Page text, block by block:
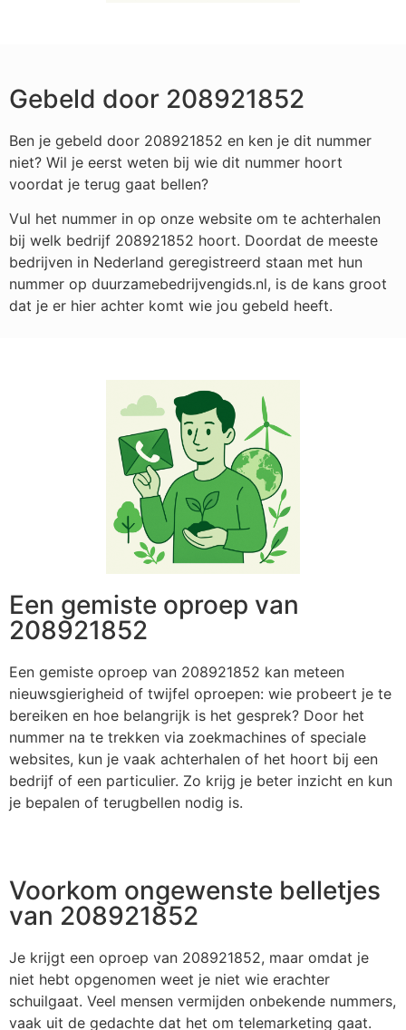
Gebeld door 208921852
Ben je gebeld door 208921852 en ken je dit nummer
niet? Wil je eerst weten bij wie dit nummer hoort
voordat je terug gaat bellen?
Vul het nummer in op onze website om te achterhalen
bij welk bedrijf 208921852 hoort. Doordat de meeste
bedrijven in Nederland geregistreerd staan met hun
nummer op duurzamebedrijvengids.nl, is de kans groot
dat je er hier achter komt wie jou gebeld heeft.
Een gemiste oproep van
208921852
Een gemiste oproep van 208921852 kan meteen
nieuwsgierigheid of twijfel oproepen: wie probeert je te
bereiken en hoe belangrijk is het gesprek? Door het
nummer na te trekken via zoekmachines of speciale
websites, kun je vaak achterhalen of het hoort bij een
bedrijf of een particulier. Zo krijg je beter inzicht en kun
je bepalen of terugbellen nodig is.
Voorkom ongewenste belletjes
van 208921852
Je krijgt een oproep van 208921852, maar omdat je
niet hebt opgenomen weet je niet wie erachter
schuilgaat. Veel mensen vermijden onbekende nummers,
vaak uit de gedachte dat het om telemarketing gaat.